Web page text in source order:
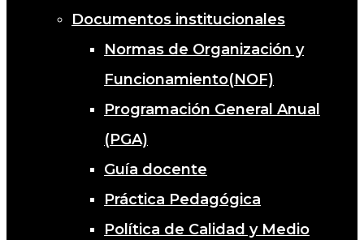
Documentos institucionales
Normas de Organización y
Funcionamiento(NOF)
Programación General Anual
(PGA)
Guía docente
Práctica Pedagógica
Política de Calidad y Medio